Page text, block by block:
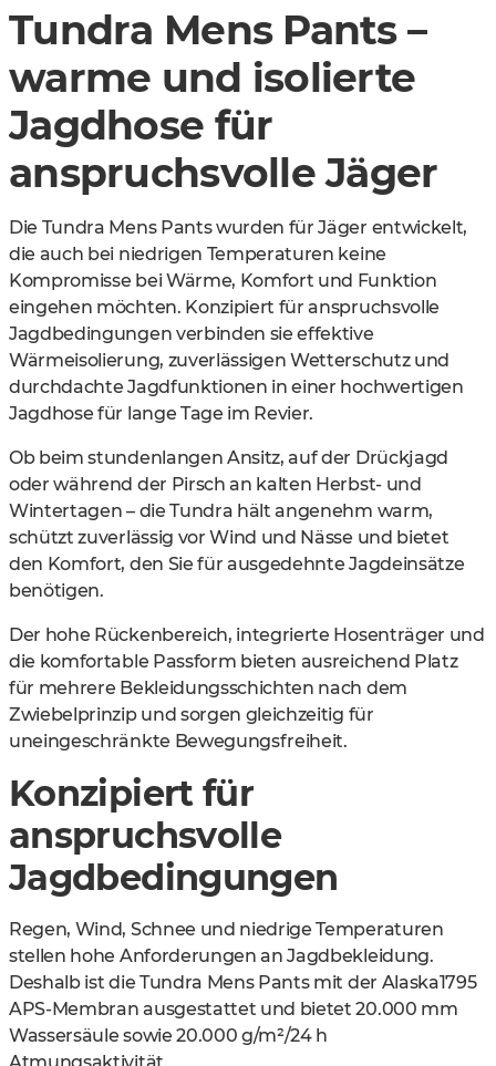
Tundra Mens Pants –
warme und isolierte
Jagdhose für
anspruchsvolle Jäger
Die Tundra Mens Pants wurden für Jäger entwickelt,
die auch bei niedrigen Temperaturen keine
Kompromisse bei Wärme, Komfort und Funktion
eingehen möchten. Konzipiert für anspruchsvolle
Jagdbedingungen verbinden sie effektive
Wärmeisolierung, zuverlässigen Wetterschutz und
durchdachte Jagdfunktionen in einer hochwertigen
Jagdhose für lange Tage im Revier.
Ob beim stundenlangen Ansitz, auf der Drückjagd
oder während der Pirsch an kalten Herbst- und
Wintertagen – die Tundra hält angenehm warm,
schützt zuverlässig vor Wind und Nässe und bietet
den Komfort, den Sie für ausgedehnte Jagdeinsätze
benötigen.
Der hohe Rückenbereich, integrierte Hosenträger und
die komfortable Passform bieten ausreichend Platz
für mehrere Bekleidungsschichten nach dem
Zwiebelprinzip und sorgen gleichzeitig für
uneingeschränkte Bewegungsfreiheit.
Konzipiert für
anspruchsvolle
Jagdbedingungen
Regen, Wind, Schnee und niedrige Temperaturen
stellen hohe Anforderungen an Jagdbekleidung.
Deshalb ist die Tundra Mens Pants mit der Alaska1795
APS-Membran ausgestattet und bietet20.000 mm
Wassersäule sowie 20.000 g/m²/24 h
Atmungsaktivität